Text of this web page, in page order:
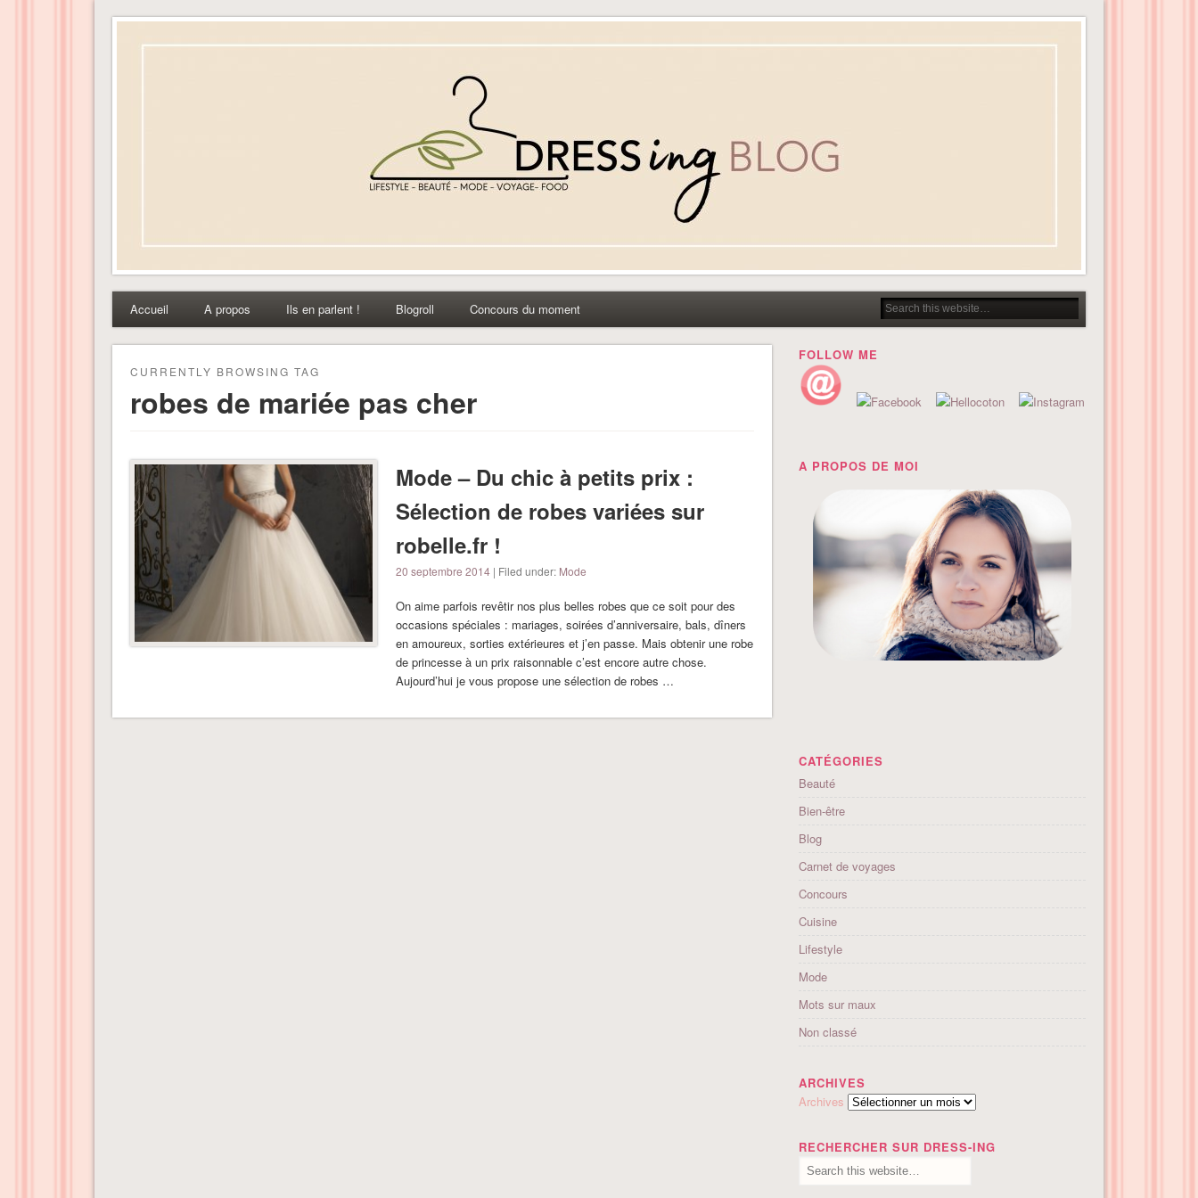
Dress-ing – Blog lifestyle beauté mode à Caen
Accueil A propos Ils en parlent ! Blogroll Concours du moment
CURRENTLY BROWSING TAG
robes de mariée pas cher
Mode – Du chic à petits prix :
Sélection de robes variées sur
robelle.fr !
20 septembre 2014| Filed under: Mode
On aime parfois revêtir nos plus belles robes que ce soit pour des
occasions spéciales : mariages, soirées d’anniversaire, bals, dîners
en amoureux, sorties extérieures et j’en passe. Mais obtenir une robe
de princesse à un prix raisonnable c’est encore autre chose.
Aujourd’hui je vous propose une sélection de robes …
FOLLOW ME
A PROPOS DE MOI
CATÉGORIES
Beauté
Bien-être
Blog
Carnet de voyages
Concours
Cuisine
Lifestyle
Mode
Mots sur maux
Non classé
ARCHIVES
Archives
RECHERCHER SUR DRESS-ING